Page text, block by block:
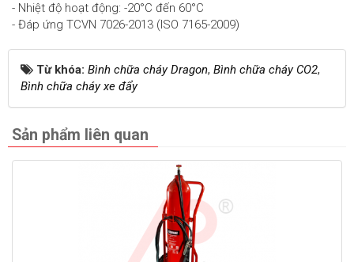
- Nhiệt độ hoạt động: -20°C đến 60°C
- Đáp ứng TCVN 7026-2013 (ISO 7165-2009)
Từ khóa: Bình chữa cháy Dragon, Bình chữa cháy CO2,
Bình chữa cháy xe đẩy
Sản phẩm liên quan